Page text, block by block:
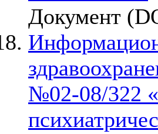
Документ
№02-08/322